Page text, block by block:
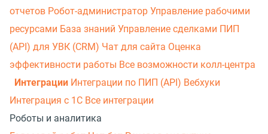
отчетов Робот-администратор Управление рабочими
ресурсами База знаний Управление сделками ПИП
(API) для УВК (CRM) Чат для сайта Оценка
эффективности работы Все возможности колл-центра
Интеграции Интеграции по ПИП (API) Вебхуки
Интеграция с 1С Все интеграции
Роботы и аналитика